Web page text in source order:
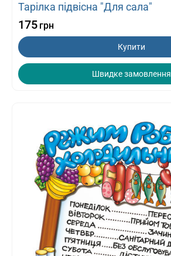
Тарілка підвісна "Для сала"
175 грн
Купити
Швидке замовлення